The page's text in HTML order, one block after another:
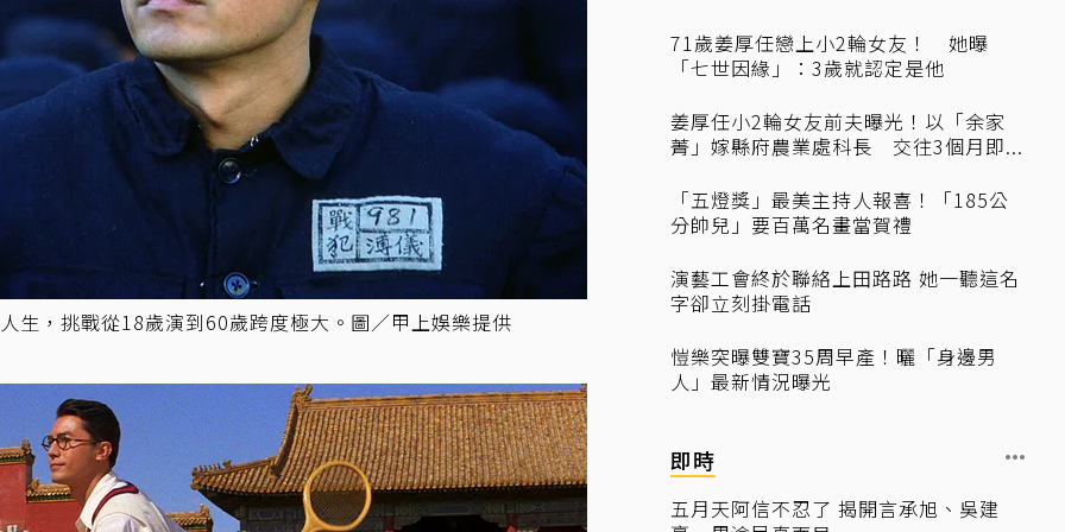
生，挑戰從18歲演到60歲跨度極大。圖／甲上娛樂提供
71歲姜厚任戀上小2輪女友！ 她曝
「七世因緣」：3歲就認定是他
姜厚任小2輪女友前夫曝光！以「余家
菁」嫁縣府農業處科長 交往3個月即...
「五燈獎」最美主持人報喜！「185公
分帥兒」要百萬名畫當賀禮
演藝工會終於聯絡上田路路 她一聽這名
字卻立刻掛電話
愷樂突曝雙寶35周早產！曬「身邊男
人」最新情況曝光
即時
五月天阿信不忍了 揭開言承旭、吳建